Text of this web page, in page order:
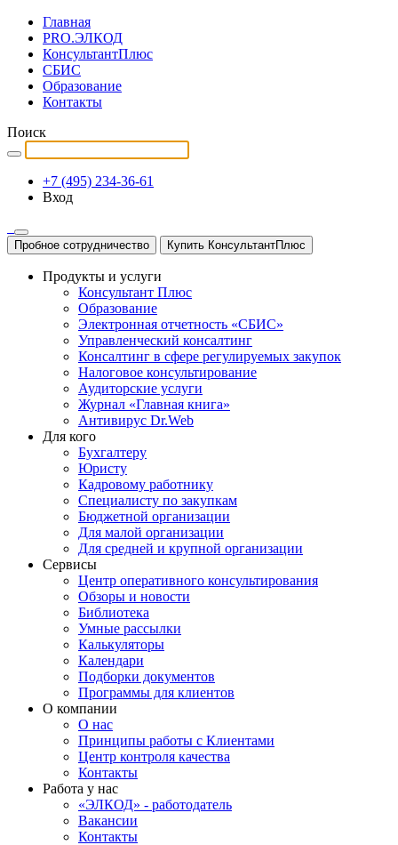
Главная
PRO.ЭЛКОД
КонсультантПлюс
СБИС
Образование
Контакты
Поиск
+7 (495) 234-36-61
Вход
Пробное сотрудничество Купить КонсультантПлюс
Продукты и услуги
Консультант Плюс
Образование
Электронная отчетность «СБИС»
Управленческий консалтинг
Консалтинг в сфере регулируемых закупок
Налоговое консультирование
Аудиторские услуги
Журнал «Главная книга»
Антивирус Dr.Web
Для кого
Бухгалтеру
Юристу
Кадровому работнику
Специалисту по закупкам
Бюджетной организации
Для малой организации
Для средней и крупной организации
Сервисы
Центр оперативного консультирования
Обзоры и новости
Библиотека
Умные рассылки
Калькуляторы
Календари
Подборки документов
Программы для клиентов
О компании
О нас
Принципы работы с Клиентами
Центр контроля качества
Контакты
Работа у нас
«ЭЛКОД» - работодатель
Вакансии
Контакты